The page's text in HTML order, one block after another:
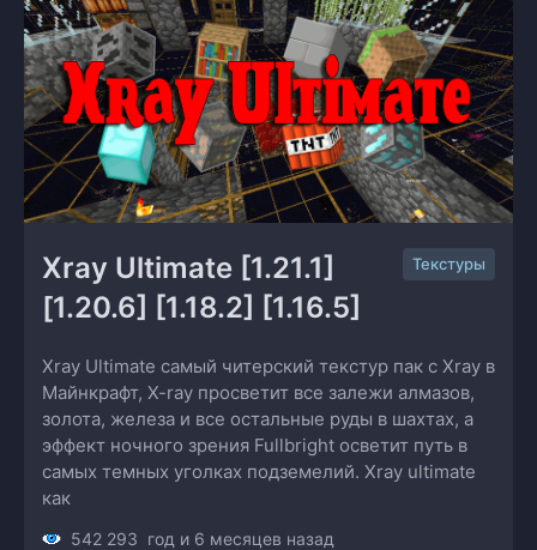
Xray Ultimate [1.21.1]
[1.20.6] [1.18.2] [1.16.5]
Текстуры
Xray Ultimate самый читерский текстур пак с Xray в
Майнкрафт, X-ray просветит все залежи алмазов,
золота, железа и все остальные руды в шахтах, а
эффект ночного зрения Fullbright осветит путь в
самых темных уголках подземелий. Xray ultimate
как
542 293 год и 6 месяцев назад